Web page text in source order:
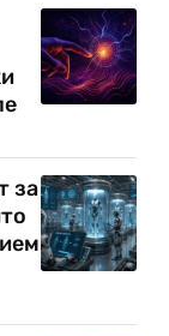
за